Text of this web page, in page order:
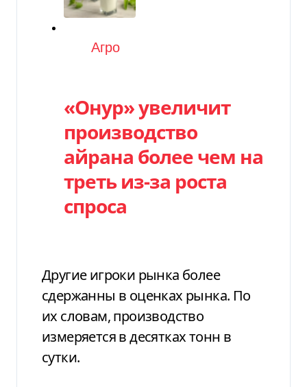
Категория
Агро
«Онур» увеличит
производство
айрана более чем на
треть из-за роста
спроса
Другие игроки рынка более
сдержанны в оценках рынка. По
их словам, производство
измеряется в десятках тонн в
сутки.